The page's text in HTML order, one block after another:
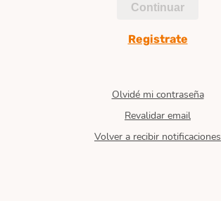
Continuar
Registrate
Olvidé mi contraseña
Revalidar email
Volver a recibir notificaciones